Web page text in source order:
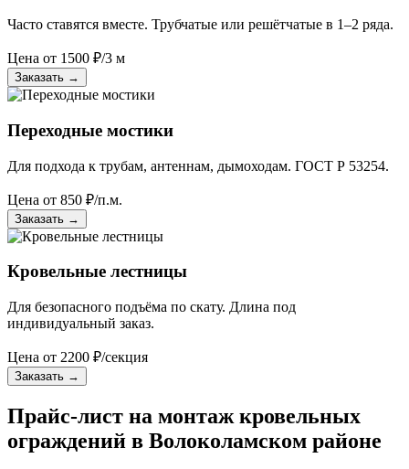
Часто ставятся вместе. Трубчатые или решётчатые в 1–2 ряда.
Цена от 1500 ₽/3 м
Заказать →
Переходные мостики
Для подхода к трубам, антеннам, дымоходам. ГОСТ Р 53254.
Цена от 850 ₽/п.м.
Заказать →
Кровельные лестницы
Для безопасного подъёма по скату. Длина под
индивидуальный заказ.
Цена от 2200 ₽/секция
Заказать →
Прайс-лист на монтаж кровельных
ограждений в Волоколамском районе